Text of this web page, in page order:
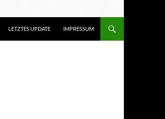
LETZTES UPDATE IMPRESSUM